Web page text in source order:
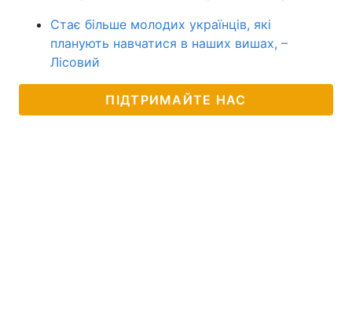
Стає більше молодих українців, які
планують навчатися в наших вишах, –
Лісовий
ПІДТРИМАЙТЕ НАС